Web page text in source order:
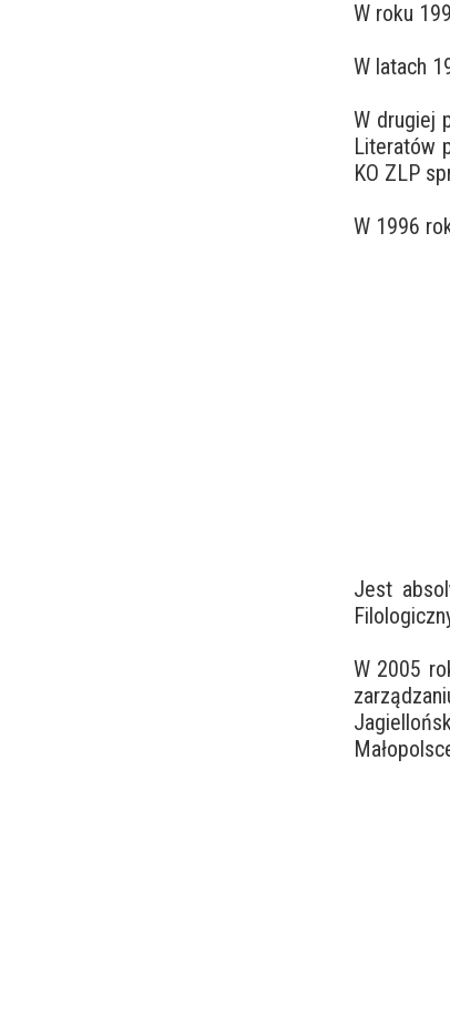
W roku
W latach
W drugiej
Literatów
KO ZLP
W 1996
Jest
W 2005